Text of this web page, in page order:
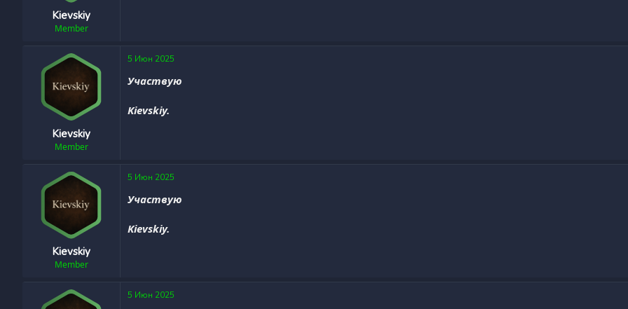
Kievskiy
Member
Kievskiy
Member
5 Июн 2025
Участвую
Kievskiy.
Kievskiy
Member
5 Июн 2025
Участвую
Kievskiy.
5 Июн 2025